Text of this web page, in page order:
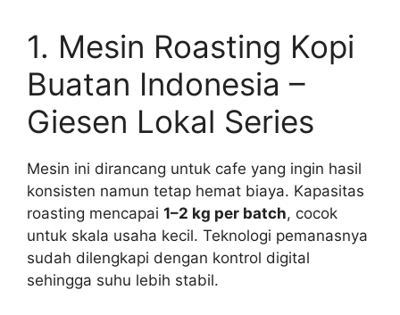
1. Mesin Roasting Kopi
Buatan Indonesia –
Giesen Lokal Series
Mesin ini dirancang untuk cafe yang ingin hasil
konsisten namun tetap hemat biaya. Kapasitas
roasting mencapai 1–2 kg per batch, cocok
untuk skala usaha kecil. Teknologi pemanasnya
sudah dilengkapi dengan kontrol digital
sehingga suhu lebih stabil.